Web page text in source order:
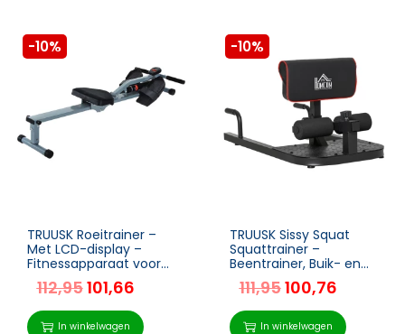
-10%
TRUUSK Roeitrainer –
Met LCD-display –
Fitnessapparaat voor
Thuis – Staal + PVC –
Grijs – 130×47,5x67cm
112,95101,66
In winkelwagen
-10%
TRUUSK Sissy Squat
Squattrainer –
Beentrainer, Buik- en
Biltrainer – 3-in-1
Trainer – Verstelbaar
tot 120 kg – Staal –
Zwart – 50
111,95100,76
In winkelwagen